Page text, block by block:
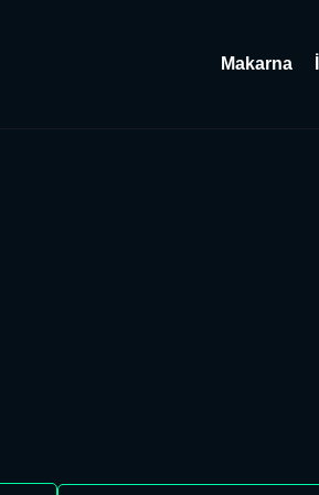
Makarna